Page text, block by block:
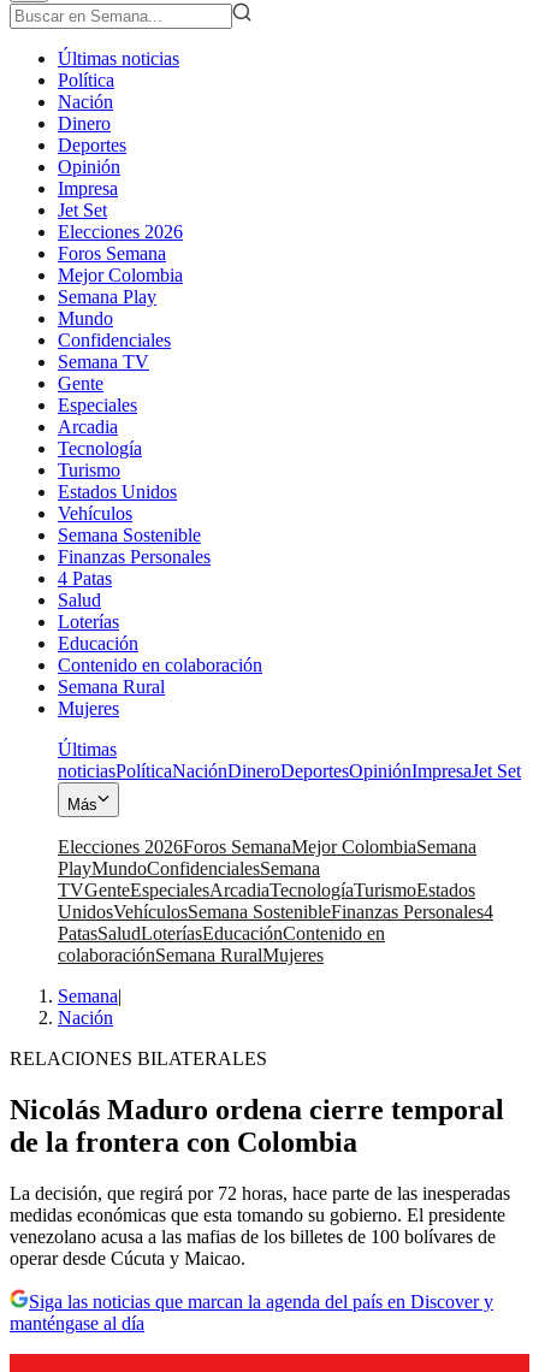
Últimas noticias
Política
Nación
Dinero
Deportes
Opinión
Impresa
Jet Set
Elecciones 2026
Foros Semana
Mejor Colombia
Semana Play
Mundo
Confidenciales
Semana TV
Gente
Especiales
Arcadia
Tecnología
Turismo
Estados Unidos
Vehículos
Semana Sostenible
Finanzas Personales
4 Patas
Salud
Loterías
Educación
Contenido en colaboración
Semana Rural
Mujeres
Últimas
noticiasPolíticaNaciónDineroDeportesOpiniónImpresaJet Set
Más
Elecciones 2026Foros SemanaMejor ColombiaSemana
PlayMundoConfidencialesSemana
TVGenteEspecialesArcadiaTecnologíaTurismoEstados
UnidosVehículosSemana SostenibleFinanzas Personales4
PatasSaludLoteríasEducaciónContenido en
colaboraciónSemana RuralMujeres
Semana|
Nación
RELACIONES BILATERALES
Nicolás Maduro ordena cierre temporal
de la frontera con Colombia
La decisión, que regirá por 72 horas, hace parte de las inesperadas
medidas económicas que esta tomando su gobierno. El presidente
venezolano acusa a las mafias de los billetes de 100 bolívares de
operar desde Cúcuta y Maicao.
Siga las noticias que marcan la agenda del país en Discover y
manténgase al día